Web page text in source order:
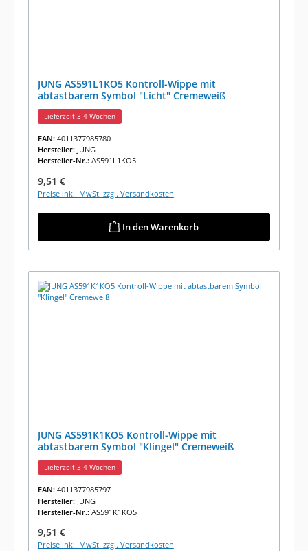
JUNG AS591L1KO5 Kontroll-Wippe mit
abtastbarem Symbol "Licht" Cremeweiß
Lieferzeit 3-4 Wochen
EAN: 4011377985780
Hersteller: JUNG
Hersteller-Nr.: AS591L1KO5
Regulärer Preis:
9,51 €
Preise inkl. MwSt. zzgl. Versandkosten
In den Warenkorb
JUNG AS591K1KO5 Kontroll-Wippe mit
abtastbarem Symbol "Klingel" Cremeweiß
Lieferzeit 3-4 Wochen
EAN: 4011377985797
Hersteller: JUNG
Hersteller-Nr.: AS591K1KO5
Regulärer Preis:
9,51 €
Preise inkl. MwSt. zzgl. Versandkosten